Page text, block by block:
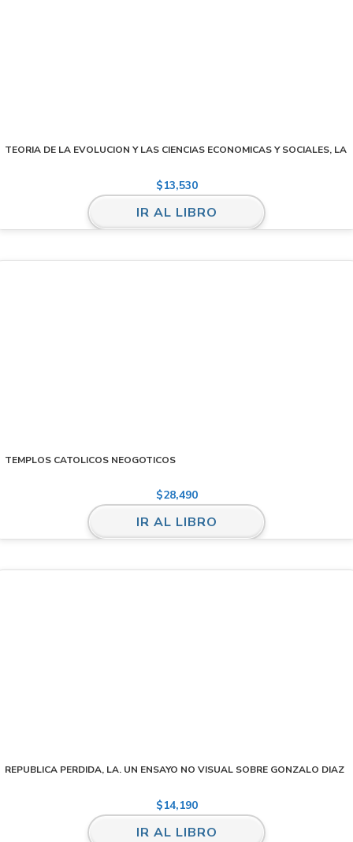
TEORIA DE LA EVOLUCION Y LAS CIENCIAS ECONOMICAS Y SOCIALES, LA
$13,530
IR AL LIBRO
TEMPLOS CATOLICOS NEOGOTICOS
$28,490
IR AL LIBRO
REPUBLICA PERDIDA, LA. UN ENSAYO NO VISUAL SOBRE GONZALO DIAZ
$14,190
IR AL LIBRO